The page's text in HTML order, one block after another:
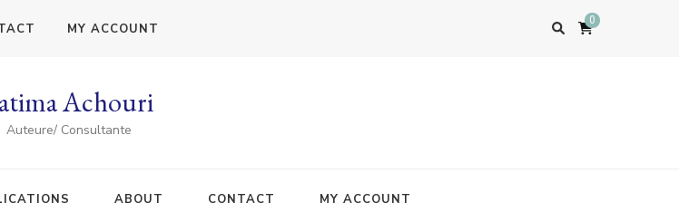
MY ACCOUNT
0
Achouri
Auteure/ Consultante
ABOUT CONTACT MY ACCOUNT